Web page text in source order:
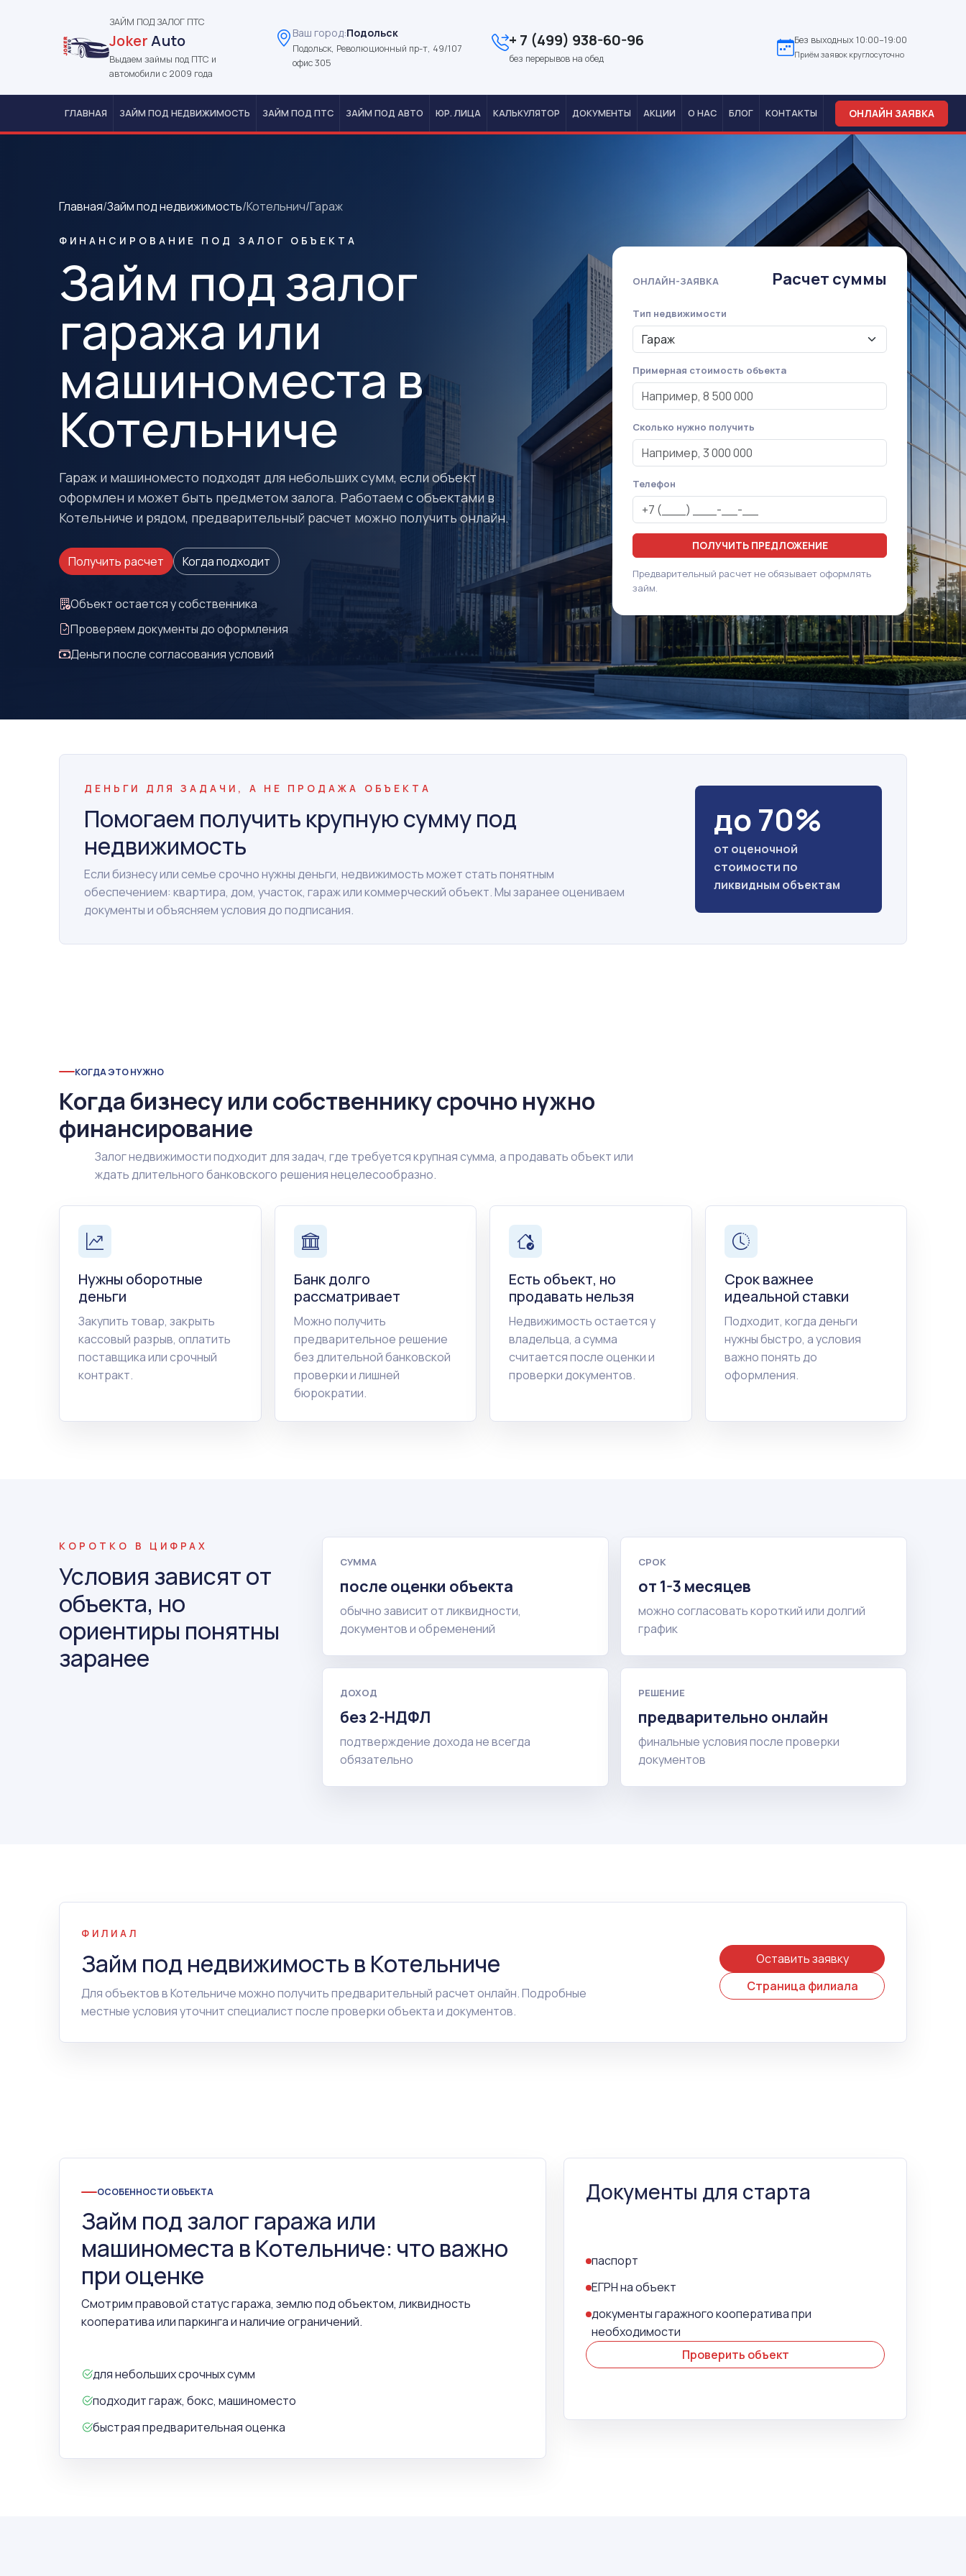
ЗАЙМ ПОД ЗАЛОГ ПТС
JokerAuto
Выдаем займы под ПТС и
автомобили с 2009 года
Ваш город:Подольск
Подольск, Революционный пр-т, 49/107
офис 305
+ 7 (499) 938-60-96
без перерывов на обед
Без выходных 10:00–19:00
Приём заявок круглосуточно
ГЛАВНАЯ ЗАЙМ ПОД НЕДВИЖИМОСТЬ ЗАЙМ ПОД ПТС ЗАЙМ ПОД АВТО ЮР. ЛИЦА КАЛЬКУЛЯТОР ДОКУМЕНТЫ АКЦИИ О НАС БЛОГ КОНТАКТЫ ОНЛАЙН ЗАЯВКА
Главная/Займ под недвижимость/Котельнич/Гараж
ФИНАНСИРОВАНИЕ ПОД ЗАЛОГ ОБЪЕКТА
Займ под залог
гаража или
машиноместа в
Котельниче
Гараж и машиноместо подходят для небольших сумм, если объект
оформлен и может быть предметом залога. Работаем с объектами в
Котельниче и рядом, предварительный расчет можно получить онлайн.
Получить расчет Когда подходит
Объект остается у собственника
Проверяем документы до оформления
Деньги после согласования условий
ОНЛАЙН-ЗАЯВКА Расчет суммы
Тип недвижимости
Примерная стоимость объекта
Сколько нужно получить
Телефон
ПОЛУЧИТЬ ПРЕДЛОЖЕНИЕ
Предварительный расчет не обязывает оформлять
займ.
ДЕНЬГИ ДЛЯ ЗАДАЧИ, А НЕ ПРОДАЖА ОБЪЕКТА
Помогаем получить крупную сумму под
недвижимость
Если бизнесу или семье срочно нужны деньги, недвижимость может стать понятным
обеспечением: квартира, дом, участок, гараж или коммерческий объект. Мы заранее оцениваем
документы и объясняем условия до подписания.
до 70%
от оценочной
стоимости по
ликвидным объектам
КОГДА ЭТО НУЖНО
Когда бизнесу или собственнику срочно нужно
финансирование
Залог недвижимости подходит для задач, где требуется крупная сумма, а продавать объект или
ждать длительного банковского решения нецелесообразно.
Нужны оборотные
деньги
Закупить товар, закрыть
кассовый разрыв, оплатить
поставщика или срочный
контракт.
Банк долго
рассматривает
Можно получить
предварительное решение
без длительной банковской
проверки и лишней
бюрократии.
Есть объект, но
продавать нельзя
Недвижимость остается у
владельца, а сумма
считается после оценки и
проверки документов.
Срок важнее
идеальной ставки
Подходит, когда деньги
нужны быстро, а условия
важно понять до
оформления.
КОРОТКО В ЦИФРАХ
Условия зависят от
объекта, но
ориентиры понятны
заранее
СУММА
после оценки объекта
обычно зависит от ликвидности,
документов и обременений
СРОК
от 1-3 месяцев
можно согласовать короткий или долгий
график
ДОХОД
без 2-НДФЛ
подтверждение дохода не всегда
обязательно
РЕШЕНИЕ
предварительно онлайн
финальные условия после проверки
документов
ФИЛИАЛ
Займ под недвижимость в Котельниче
Для объектов в Котельниче можно получить предварительный расчет онлайн. Подробные
местные условия уточнит специалист после проверки объекта и документов.
Оставить заявку
Страница филиала
ОСОБЕННОСТИ ОБЪЕКТА
Займ под залог гаража или
машиноместа в Котельниче: что важно
при оценке
Смотрим правовой статус гаража, землю под объектом, ликвидность
кооператива или паркинга и наличие ограничений.
для небольших срочных сумм
подходит гараж, бокс, машиноместо
быстрая предварительная оценка
Документы для старта
паспорт
ЕГРН на объект
документы гаражного кооператива при
необходимости
Проверить объект